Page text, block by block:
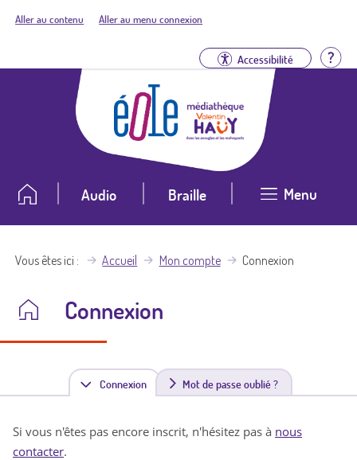
Aller au contenu Aller au menu connexion
Accessibilité
Audio Braille Menu
Vous êtes ici Accueil Mon compte Connexion
Connexion
Connexion(
n
Mot de passe oublié ?
Si vous n'êtes pas encore inscrit, n'hésitez pas à nous
contacter.